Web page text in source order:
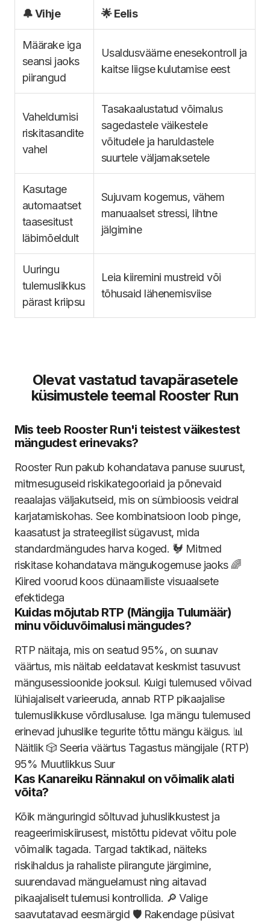
🔔 Vihje 🌟 Eelis
Määrake iga
seansi jaoks
piirangud
Usaldusväärne enesekontroll ja
kaitse liigse kulutamise eest
Vaheldumisi
riskitasandite
vahel
Tasakaalustatud võimalus
sagedastele väikestele
võitudele ja haruldastele
suurtele väljamaksetele
Kasutage
automaatset
taasesitust
läbimõeldult
Sujuvam kogemus, vähem
manuaalset stressi, lihtne
jälgimine
Uuringu
tulemuslikkus
pärast kriipsu
Leia kiiremini mustreid või
tõhusaid lähenemisviise
Olevat vastatud tavapärasetele
küsimustele teemal Rooster Run
Mis teeb Rooster Run'i teistest väikestest
mängudest erinevaks?
Rooster Run pakub kohandatava panuse suurust,
mitmesuguseid riskikategooriaid ja põnevaid
reaalajas väljakutseid, mis on sümbioosis veidral
karjatamiskohas. See kombinatsioon loob pinge,
kaasatust ja strateegilist sügavust, mida
standardmängudes harva koged. 🐓 Mitmed
riskitase kohandatava mängukogemuse jaoks 🌈
Kiired voorud koos dünaamiliste visuaalsete
efektidega
Kuidas mõjutab RTP (Mängija Tulumäär)
minu võiduvõimalusi mängudes?
RTP näitaja, mis on seatud 95%, on suunav
väärtus, mis näitab eeldatavat keskmist tasuvust
mängusessioonide jooksul. Kuigi tulemused võivad
lühiajaliselt varieeruda, annab RTP pikaajalise
tulemuslikkuse võrdlusaluse. Iga mängu tulemused
erinevad juhuslike tegurite tõttu mängu käigus. 📊
Näitlik 🎲 Seeria väärtus Tagastus mängijale (RTP)
95% Muutlikkus Suur
Kas Kanareiku Rännakul on võimalik alati
võita?
Kõik mänguringid sõltuvad juhuslikkustest ja
reageerimiskiirusest, mistõttu pidevat võitu pole
võimalik tagada. Targad taktikad, näiteks
riskihaldus ja rahaliste piirangute järgimine,
suurendavad mänguelamust ning aitavad
pikaajaliselt tulemusi kontrollida. 🔎 Valige
saavutatavad eesmärgid 🛡️ Rakendage püsivat